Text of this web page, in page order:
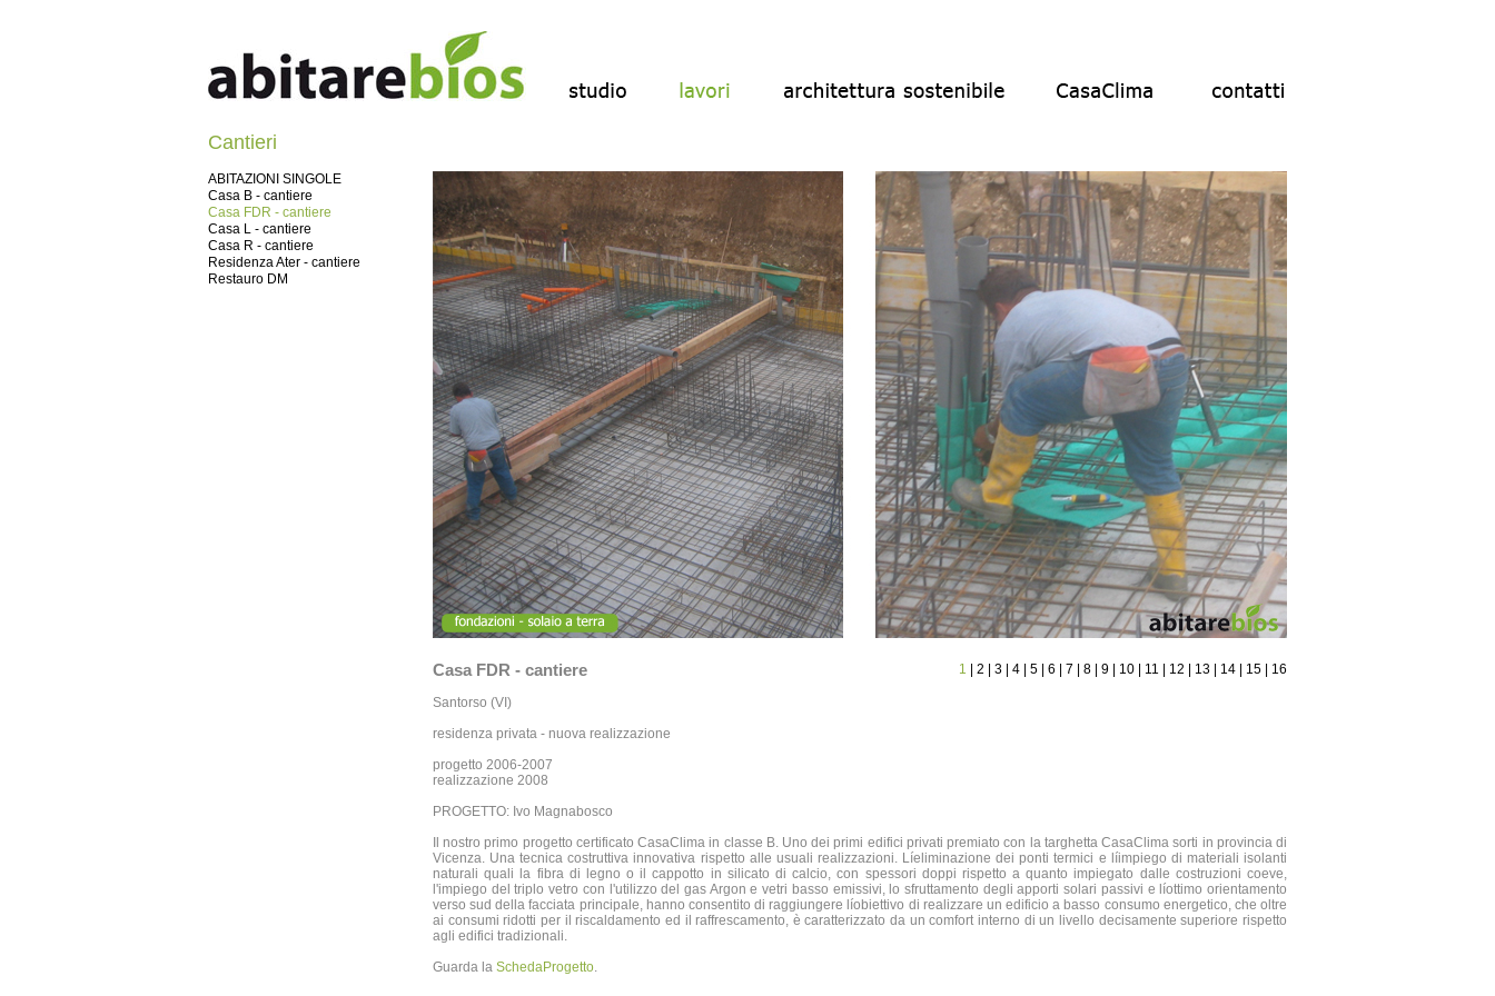
Cantieri
ABITAZIONI SINGOLE
Casa B - cantiere
Casa FDR - cantiere
Casa L - cantiere
Casa R - cantiere
Residenza Ater - cantiere
Restauro DM
Casa FDR - cantiere 1 2 3 4 5 6 7 8 9 10 11 12 13 14 15 16
Santorso (VI)
residenza privata - nuova realizzazione
progetto 2006-2007
realizzazione 2008
PROGETTO: Ivo Magnabosco
Il nostro primo progetto certificato CasaClima in classe B. Uno dei primi edifici privati premiato con la targhetta CasaClima sorti in provincia di
Vicenza. Una tecnica costruttiva innovativa rispetto alle usuali realizzazioni. Líeliminazione dei ponti termici e líimpiego di materiali isolanti
naturali quali la fibra di legno o il cappotto in silicato di calcio, con spessori doppi rispetto a quanto impiegato dalle costruzioni coeve,
l'impiego del triplo vetro con l'utilizzo del gas Argon e vetri basso emissivi, lo sfruttamento degli apporti solari passivi e líottimo orientamento
verso sud della facciata principale, hanno consentito di raggiungere líobiettivo di realizzare un edificio a basso consumo energetico, che oltre
ai consumi ridotti per il riscaldamento ed il raffrescamento, è caratterizzato da un comfort interno di un livello decisamente superiore rispetto
agli edifici tradizionali.
Guarda la SchedaProgetto.